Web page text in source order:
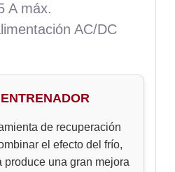
A máx.
AC/DC
de recuperación
el efecto del frío,
produce una gran mejora